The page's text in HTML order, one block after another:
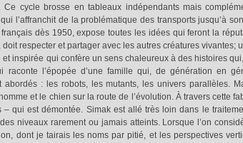
cycle brosse en tableaux indépendants mais
l’affranchit de la problématique des transports jusqu’à
dès 1950, expose toutes les idées qui feront la
doit respecter et partager avec les autres créatures vivantes;
inspirée qui confère un sens chaleureux à des histoires
raconte l’épopée d’une famille qui, de génération en
abordés : les robots, les mutants, les univers parallèles.
et le chien sur la route de l’évolution. À travers cette
qui est démontée. Simak est allé très loin dans le
niveaux rarement ou jamais atteints. Lorsque l’on
dont je tairais les noms par pitié, et les perspectives